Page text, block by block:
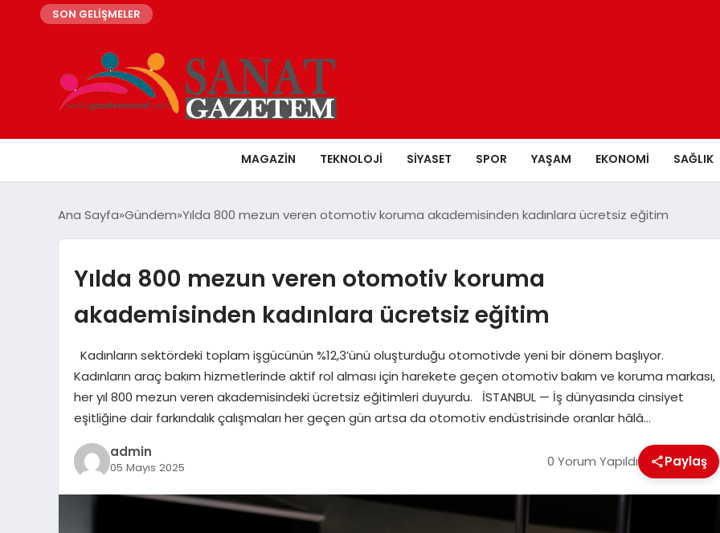
SON GELİŞMELER
MAGAZIN TEKNOLOJI SIYASET SPOR YAŞAM EKONOMI SAĞLIK
Ana Sayfa Gündem Yılda 800 mezun veren otomotiv koruma akademisinden kadınlara ücretsiz eğitim
Yılda 800 mezun veren otomotiv koruma
akademisinden kadınlara ücretsiz eğitim
Kadınların sektördeki toplam işgücünün %12,3’ünü oluşturduğu otomotivde yeni bir dönem başlıyor.
Kadınların araç bakım hizmetlerinde aktif rol alması için harekete geçen otomotiv bakım ve koruma markası,
her yıl 800 mezun veren akademisindeki ücretsiz eğitimleri duyurdu. İSTANBUL — İş dünyasında cinsiyet
eşitliğine dair farkındalık çalışmaları her geçen gün artsa da otomotiv endüstrisinde oranlar hâlâ…
admin
05 Mayıs 2025 0 Yorum Yapıldı Paylaş